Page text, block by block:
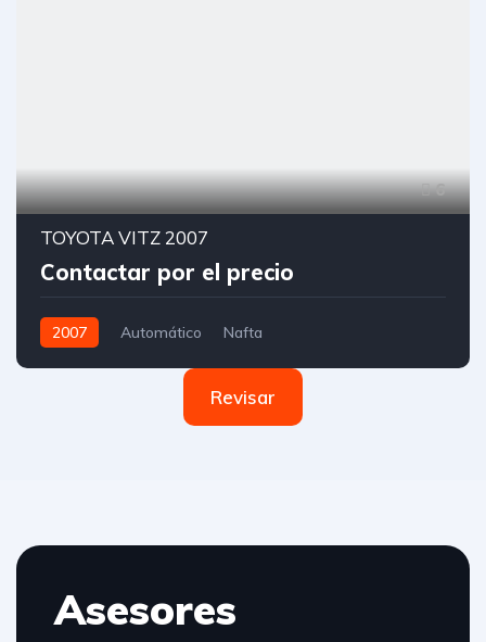
6
TOYOTA VITZ 2007
Contactar por el precio
2007 Automático Nafta
Revisar
Asesores